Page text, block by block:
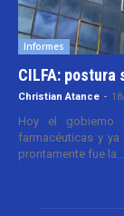
Informes
CILFA: postura
Christian Atance -
Hoy el gobierno
farmacéuticas y
prontamente fue la...